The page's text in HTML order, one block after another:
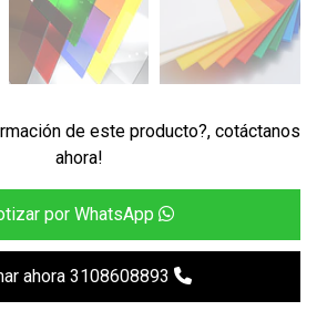
de este producto?, cotáctanos
ahora!
por WhatsApp
ahora 3108608893